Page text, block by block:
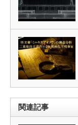
関連記事